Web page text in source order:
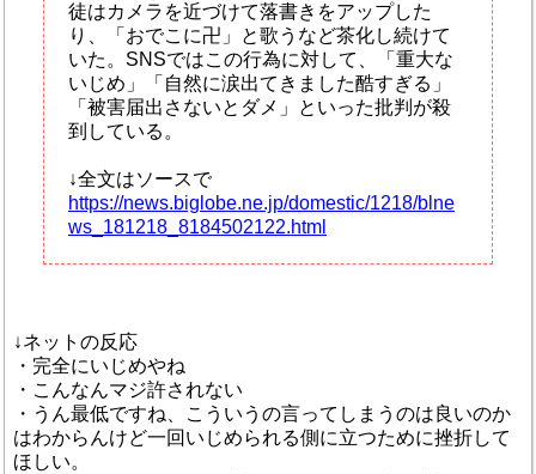
徒はカメラを近づけて落書きをアップした
り、「おでこに卍」と歌うなど茶化し続けて
いた。SNSではこの行為に対して、「重大な
いじめ」「自然に涙出てきました酷すぎる」
「被害届出さないとダメ」といった批判が殺
到している。
↓全文はソースで
https://news.biglobe.ne.jp/domestic/1218/blne
ws_181218_8184502122.html
↓ネットの反応
・完全にいじめやね
・こんなんマジ許されない
・うん最低ですね、こういうの言ってしまうのは良いのか
はわからんけど一回いじめられる側に立つために挫折して
ほしい。